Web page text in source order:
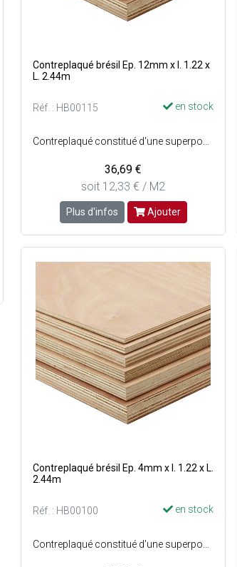
Contreplaqué brésil Ep. 12mm x l. 1.22 x
L. 2.44m
Réf. : HB00115 en stock
36,69 €
soit 12,33 € / M2
Plus d'infos Ajouter
Contreplaqué brésil Ep. 4mm x l. 1.22 x L.
2.44m
Réf. : HB00100 en stock